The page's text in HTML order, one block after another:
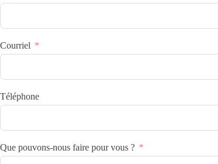
Courriel
Téléphone
Que pouvons-nous faire pour vous ?